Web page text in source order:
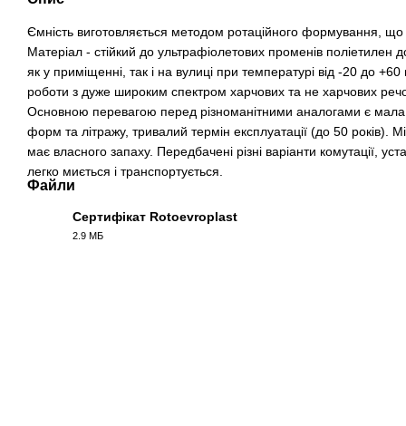
Ємність виготовляється методом ротаційного формування, що
Матеріал - стійкий до ультрафіолетових променів поліетилен
як у приміщенні, так і на вулиці при температурі від -20 до
роботи з дуже широким спектром харчових та не харчових
Основною перевагою перед різноманітними аналогами є
форм та літражу, тривалий термін експлуатації (до 50 років).
має власного запаху. Передбачені різні варіанти комутації,
легко миється і транспортується.
Файли
Сертифікат Rotoevroplast
2.9 МБ